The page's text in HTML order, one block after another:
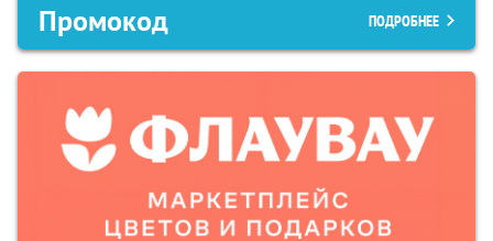
Промокод ПОДРОБНЕЕ